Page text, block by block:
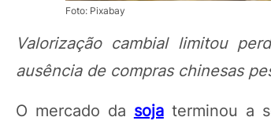
Foto: Pixabay
Valorização cambial limitou
ausência de compras chinesas
O mercado da sojaterminou a